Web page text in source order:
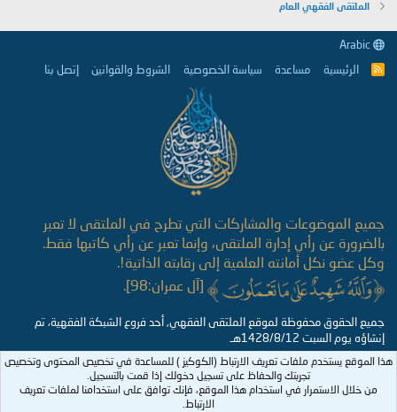
الملتقى الفقهي العام
R
الرئيسية مساعدة سياسة الخصوصية الشروط والقوانين إتصل بنا
جميع الموضوعات والمشاركات التي تطرح في الملتقى لا تعبر
بالضرورة عن رأي إدارة الملتقى، وإنما تعبر عن رأي كاتبها فقط.
وكل عضو نكل أمانته العلمية إلى رقابته الذاتية!.
[آل عمران:98].
جميع الحقوق محفوظة لموقع الملتقى الفقهي, أحد فروع الشبكة الفقهية، تم
إنشاؤه يوم السبت 1428/8/12هـ
هذا الموقع يستخدم ملفات تعريف الارتباط (الكوكيز ) للمساعدة في تخصيص المحتوى وتخصيص
تجربتك والحفاظ على تسجيل دخولك إذا قمت بالتسجيل.
من خلال الاستمرار في استخدام هذا الموقع، فإنك توافق على استخدامنا لملفات تعريف
الارتباط.